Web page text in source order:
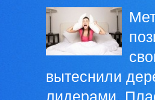
вытеснили
лидерами.